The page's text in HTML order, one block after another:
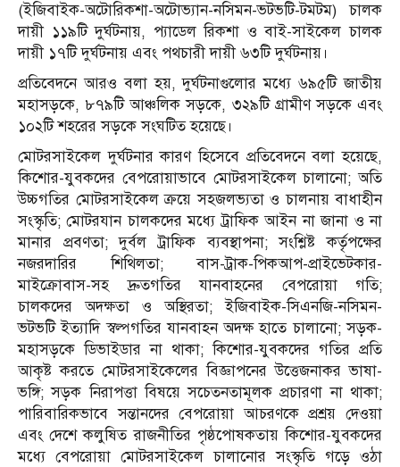
(ইজিবাইক-অটোরিকশা-অটোভ্যান-নসিমন-ভটভটি-টমটম) চালক
দায়ী ১১৯টি দুর্ঘটনায়, প্যাডেল রিকশা ও বাই-সাইকেল চালক
দায়ী ১৭টি দুর্ঘটনায় এবং পথচারী দায়ী ৬৩টি দুর্ঘটনায়।
প্রতিবেদনে আরও বলা হয়, দুর্ঘটনাগুলোর মধ্যে ৬৯৫টি জাতীয়
মহাসড়কে, ৮৭৯টি আঞ্চলিক সড়কে, ৩২৯টি গ্রামীণ সড়কে এবং
১০২টি শহরের সড়কে সংঘটিত হয়েছে।
মোটরসাইকেল দুর্ঘটনার কারণ হিসেবে প্রতিবেদনে বলা হয়েছে,
কিশোর-যুবকদের বেপরোয়াভাবে মোটরসাইকেল চালানো; অতি
উচ্চগতির মোটরসাইকেল ক্রয়ে সহজলভ্যতা ও চালনায় বাধাহীন
সংস্কৃতি; মোটরযান চালকদের মধ্যে ট্রাফিক আইন না জানা ও না
মানার প্রবণতা; দুর্বল ট্রাফিক ব্যবস্থাপনা; সংশ্লিষ্ট কর্তৃপক্ষের
নজরদারির শিথিলতা; বাস-ট্রাক-পিকআপ-প্রাইভেটকার-
মাইক্রোবাস-সহ দ্রুতগতির যানবাহনের বেপরোয়া গতি;
চালকদের অদক্ষতা ও অস্থিরতা; ইজিবাইক-সিএনজি-নসিমন-
ভটভটি ইত্যাদি স্বল্পগতির যানবাহন অদক্ষ হাতে চালানো; সড়ক-
মহাসড়কে ডিভাইডার না থাকা; কিশোর-যুবকদের গতির প্রতি
আকৃষ্ট করতে মোটরসাইকেলের বিজ্ঞাপনের উত্তেজনাকর ভাষা-
ভঙ্গি; সড়ক নিরাপত্তা বিষয়ে সচেতনতামূলক প্রচারণা না থাকা;
পারিবারিকভাবে সন্তানদের বেপরোয়া আচরণকে প্রশ্রয় দেওয়া
এবং দেশে কলুষিত রাজনীতির পৃষ্ঠপোষকতায় কিশোর-যুবকদের
মধ্যে বেপরোয়া মোটরসাইকেল চালানোর সংস্কৃতি গড়ে ওঠা